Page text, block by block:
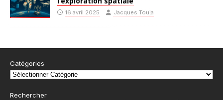
16 avril 2025 Jacques Touja
Catégories
Rechercher